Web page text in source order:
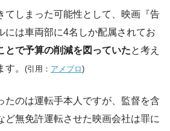
てしまった可能性として、映画『告
には車両部に4名しか配属されてお
とで予算の削減を図っていたと考え
。 (引用： アメブロ)
たのは運転手本人ですが、監督を含
ど無免許運転させた映画会社は罪に